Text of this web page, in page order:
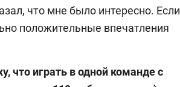
что мне было интересно. Если
положительные впечатления
что играть в одной команде с